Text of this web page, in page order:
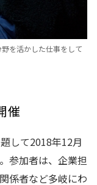
を活かした仕事をして
催
して2018年12月
参加者は、企業担
係者など多岐にわ